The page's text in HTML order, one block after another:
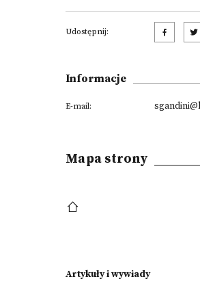
Udostępnij:
Informacje
E-mail:
Mapa strony
Artykuły i wywiady